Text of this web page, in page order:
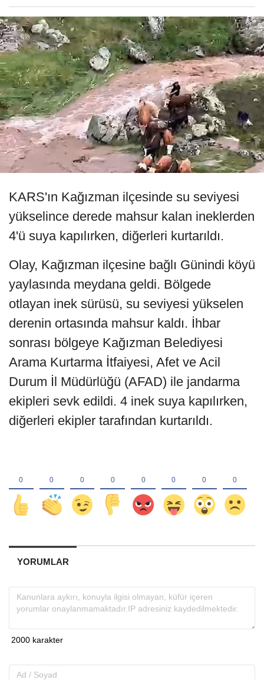
KARS'ın Kağızman ilçesinde su seviyesi
yükselince derede mahsur kalan ineklerden
4'ü suya kapılırken, diğerleri kurtarıldı.
Olay, Kağızman ilçesine bağlı Günindi köyü
yaylasında meydana geldi. Bölgede
otlayan inek sürüsü, su seviyesi yükselen
derenin ortasında mahsur kaldı. İhbar
sonrası bölgeye Kağızman Belediyesi
Arama Kurtarma İtfaiyesi, Afet ve Acil
Durum İl Müdürlüğü (AFAD) ile jandarma
ekipleri sevk edildi. 4 inek suya kapılırken,
diğerleri ekipler tarafından kurtarıldı.
YORUMLAR